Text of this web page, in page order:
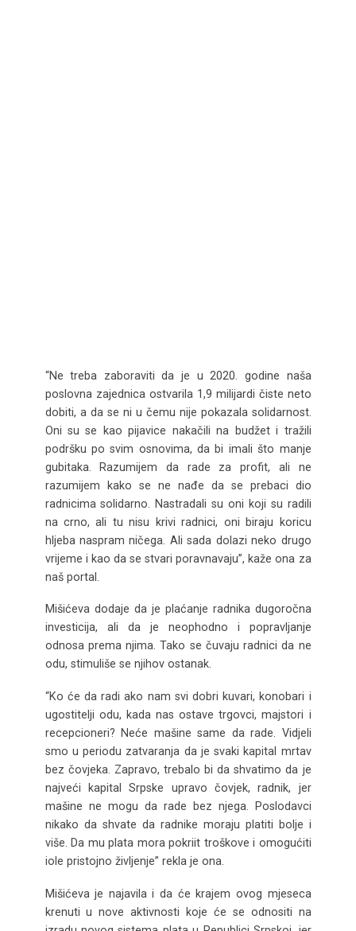
“Ne treba zaboraviti da je u 2020. godine naša
poslovna zajednica ostvarila 1,9 milijardi čiste neto
dobiti, a da se ni u čemu nije pokazala solidarnost.
Oni su se kao pijavice nakačili na budžet i tražili
podršku po svim osnovima, da bi imali što manje
gubitaka. Razumijem da rade za profit, ali ne
razumijem kako se ne nađe da se prebaci dio
radnicima solidarno. Nastradali su oni koji su radili
na crno, ali tu nisu krivi radnici, oni biraju koricu
hljeba naspram ničega. Ali sada dolazi neko drugo
vrijeme i kao da se stvari poravnavaju”, kaže ona za
naš portal.
Mišićeva dodaje da je plaćanje radnika dugoročna
investicija, ali da je neophodno i popravljanje
odnosa prema njima. Tako se čuvaju radnici da ne
odu, stimuliše se njihov ostanak.
“Ko će da radi ako nam svi dobri kuvari, konobari i
ugostitelji odu, kada nas ostave trgovci, majstori i
recepcioneri? Neće mašine same da rade. Vidjeli
smo u periodu zatvaranja da je svaki kapital mrtav
bez čovjeka. Zapravo, trebalo bi da shvatimo da je
najveći kapital Srpske upravo čovjek, radnik, jer
mašine ne mogu da rade bez njega. Poslodavci
nikako da shvate da radnike moraju platiti bolje i
više. Da mu plata mora pokriit troškove i omogućiti
iole pristojno življenje” rekla je ona.
Mišićeva je najavila i da će krajem ovog mjeseca
krenuti u nove aktivnosti koje će se odnositi na